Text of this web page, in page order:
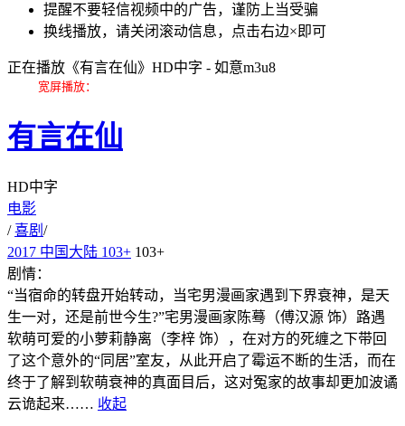
提醒不要轻信视频中的广告，谨防上当受骗
换线播放，请关闭滚动信息，点击右边×即可
正在播放《有言在仙》HD中字 - 如意m3u8
宽屏播放：
有言在仙
HD中字
电影
/ 喜剧 /
2017 中国大陆 103+ 103+
剧情：
“当宿命的转盘开始转动，当宅男漫画家遇到下界衰神，是天
生一对，还是前世今生?”宅男漫画家陈蓦（傅汉源 饰）路遇
软萌可爱的小萝莉静离（李梓 饰），在对方的死缠之下带回
了这个意外的“同居”室友，从此开启了霉运不断的生活，而在
终于了解到软萌衰神的真面目后，这对冤家的故事却更加波谲
云诡起来…… 收起